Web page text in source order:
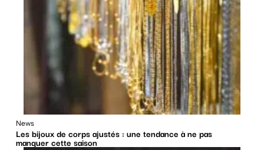
News
Les bijoux de corps ajustés : une tendance à ne pas
manquer cette saison